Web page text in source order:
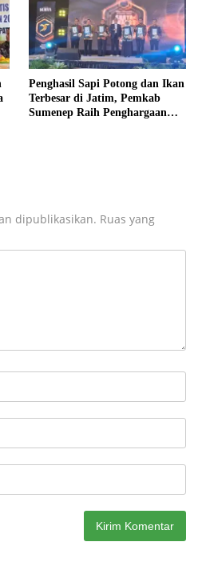
Penghasil Sapi Potong dan Ikan
Terbesar di Jatim, Pemkab
Sumenep Raih Penghargaan
dipublikasikan. Ruas yang